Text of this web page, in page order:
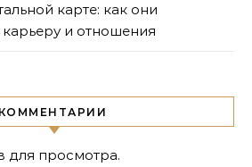
карте: как они
и отношения
КОММЕНТАРИИ
для просмотра.